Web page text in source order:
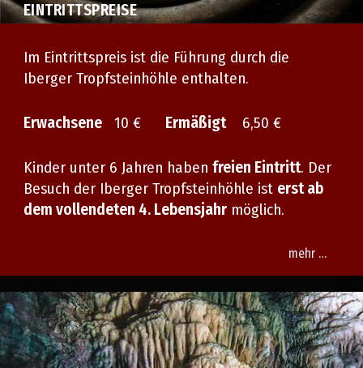
EINTRITTSPREISE
Im Eintrittspreis ist die Führung durch die
Iberger Tropfsteinhöhle enthalten.
Erwachsene10 € Ermäßigt 6,50 €
Kinder unter 6 Jahren haben freien Eintritt. Der
Besuch der Iberger Tropfsteinhöhle ist erst ab
dem vollendeten 4. Lebensjahrmöglich.
mehr …